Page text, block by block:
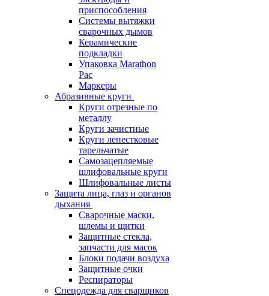
приспособления
Системы вытяжки
сварочных дымов
Керамические
подкладки
Упаковка Marathon
Pac
Маркеры
Абразивные круги
Круги отрезные по
металлу
Круги зачистные
Круги лепестковые
тарельчатые
Самозацепляемые
шлифовальные круги
Шлифовальные листы
Защита лица, глаз и органов
дыхания
Сварочные маски,
шлемы и щитки
Защитные стекла,
запчасти для масок
Блоки подачи воздуха
Защитные очки
Респираторы
Спецодежда для сварщиков